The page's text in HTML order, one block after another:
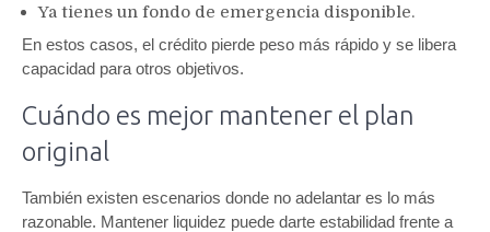
Ya tienes un fondo de emergencia disponible.
En estos casos, el crédito pierde peso más rápido y se libera
capacidad para otros objetivos.
Cuándo es mejor mantener el plan
original
También existen escenarios donde no adelantar es lo más
razonable. Mantener liquidez puede darte estabilidad frente a